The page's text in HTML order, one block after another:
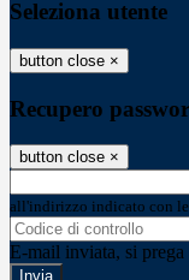
Seleziona utente
button close ×
Recupero
button close ×
all'indirizzo indicato con le
E-mail inviata, si